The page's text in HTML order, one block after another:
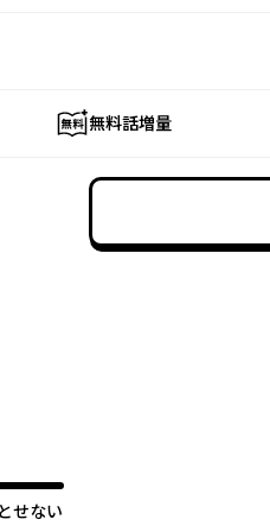
無料話増量
せない